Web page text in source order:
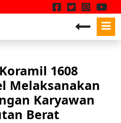
1608
Melaksanakan
Karyawan
Berat